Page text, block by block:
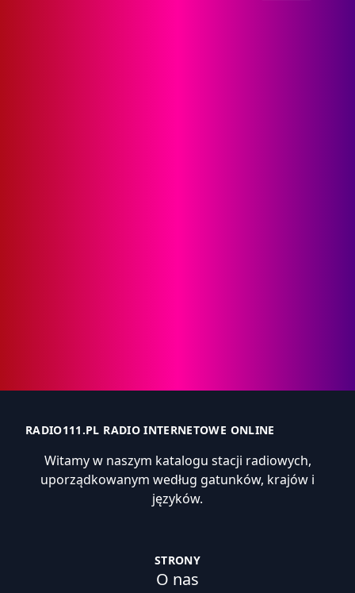
RADIO111.PL RADIO INTERNETOWE ONLINE
Witamy w naszym katalogu stacji radiowych,
uporządkowanym według gatunków, krajów i
języków.
STRONY
O nas